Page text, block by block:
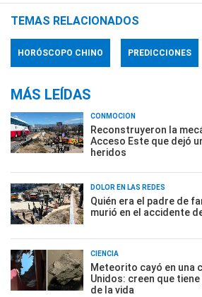
TEMAS RELACIONADOS
HORÓSCOPO CHINO PREDICCIONES
MÁS LEÍDAS
CONMOCIÓN
Reconstruyeron la
Acceso Este que dejó
heridos
DOLOR EN LAS REDES
Quién era el padre de
murió en el accidente
CIENCIA
Meteorito cayó en una
Unidos: creen que
de la vida